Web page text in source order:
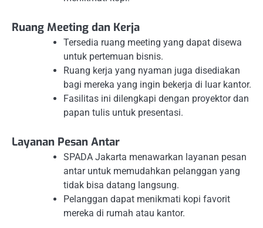
Ruang Meeting dan Kerja
Tersedia ruang meeting yang dapat disewa
untuk pertemuan bisnis.
Ruang kerja yang nyaman juga disediakan
bagi mereka yang ingin bekerja di luar kantor.
Fasilitas ini dilengkapi dengan proyektor dan
papan tulis untuk presentasi.
Layanan Pesan Antar
SPADA Jakarta menawarkan layanan pesan
antar untuk memudahkan pelanggan yang
tidak bisa datang langsung.
Pelanggan dapat menikmati kopi favorit
mereka di rumah atau kantor.